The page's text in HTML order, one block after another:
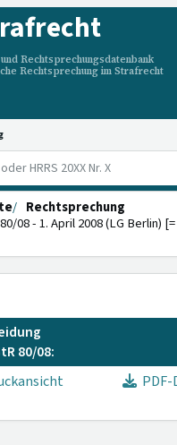
Rechtsprechungsdatenbank
Rechtsprechung im Strafrecht
Rechtsprechung
08 - 1. April 2008 (LG Berlin)
80/08: